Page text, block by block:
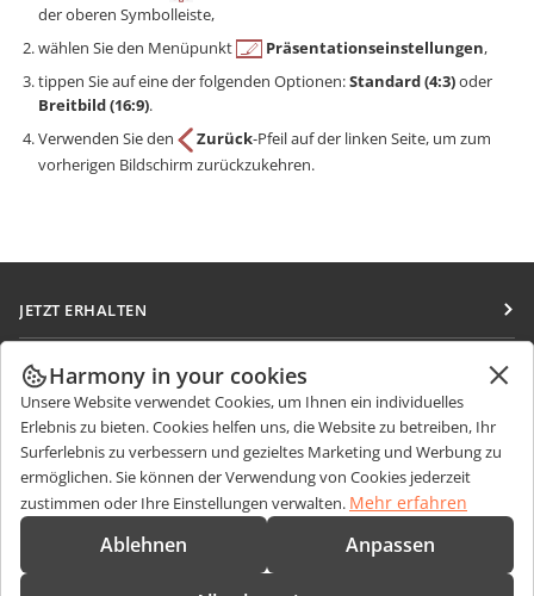
der oberen Symbolleiste,
wählen Sie den Menüpunkt
Präsentationseinstellungen,
tippen Sie auf eine der folgenden Optionen:Standard (4:3)oder
Breitbild (16:9).
Verwenden Sie den
Zurück-Pfeil auf der linken Seite, um zum
vorherigen Bildschirm zurückzukehren.
JETZT ERHALTEN
Docs
DocSpace
Workspace
Integrations-Apps
Desktop-Apps
Mobile Apps
ZUSAMMENARBEITEN
Für Mitwirkende
Für Übersetzer
Für Influencer
Stellenangebote
NACHRICHTEN ERHALTEN
Blog
HILFE ERHALTEN
Forum
Fragen zum Kauf
sales@onlyoffice.com
Harmony in your cookies
Unsere Website verwendet Cookies, um Ihnen ein individuelles
Erlebnis zu bieten. Cookies helfen uns, die Website zu betreiben, Ihr
Surferlebnis zu verbessern und gezieltes Marketing und Werbung zu
ermöglichen. Sie können der Verwendung von Cookies jederzeit
zustimmen oder Ihre Einstellungen verwalten. Mehr erfahren
Ablehnen Anpassen